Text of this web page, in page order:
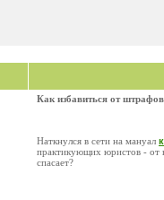
Как избавиться от штрафов
Наткнулся в сети на мануал
практикующих юристов - от
спасает?